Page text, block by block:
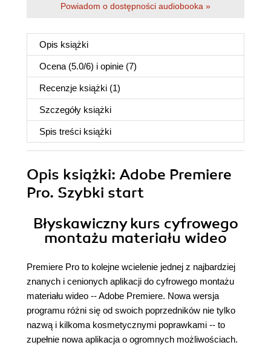
Powiadom o dostępności audiobooka »
Opis książki
Ocena (5.0/6) i opinie (7)
Recenzje książki (1)
Szczegóły książki
Spis treści książki
Opis książki: Adobe Premiere
Pro. Szybki start
Błyskawiczny kurs cyfrowego
montażu materiału wideo
Premiere Pro to kolejne wcielenie jednej z najbardziej
znanych i cenionych aplikacji do cyfrowego montażu
materiału wideo -- Adobe Premiere. Nowa wersja
programu różni się od swoich poprzedników nie tylko
nazwą i kilkoma kosmetycznymi poprawkami -- to
zupełnie nowa aplikacja o ogromnych możliwościach.